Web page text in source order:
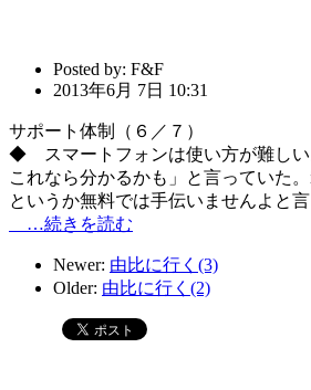
Posted by: F&F
2013年6月 7日 10:31
サポート体制（６／７）
◆ スマートフォンは使い方が難しい
これなら分かるかも」と言っていた
というか無料では手伝いませんよと
…続きを読む
Newer: 由比に行く(3)
Older: 由比に行く(2)